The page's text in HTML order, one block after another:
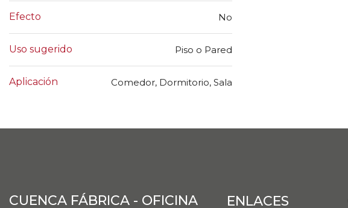
Efecto No
Uso sugerido Piso o Pared
Aplicación Comedor, Dormitorio, Sala
CUENCA FÁBRICA - OFICINA
ENLACES